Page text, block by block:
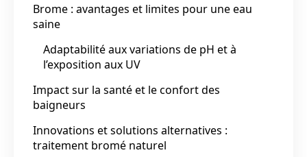
Brome : avantages et limites pour une eau
saine
Adaptabilité aux variations de pH et à
l’exposition aux UV
Impact sur la santé et le confort des
baigneurs
Innovations et solutions alternatives :
traitement bromé naturel